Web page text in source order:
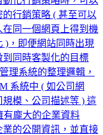
行銷策略 ( 甚至可以
同一個網頁上得到機
)，即便網站同時出現
同時客製化的目標
理系統的整理邏輯，
系統中 ( 如公司網
模、公司描述等 ) 這
有龐大的企業資料
的公開資訊，並直接